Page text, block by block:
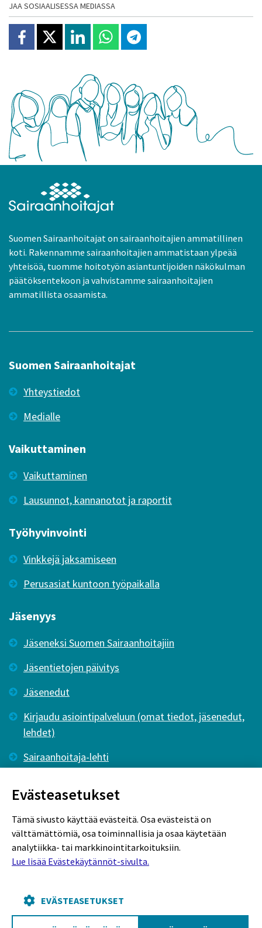
JAA SOSIAALISESSA MEDIASSA
Jaa Facebookissa
Jaa X:ssäJaa Linkedinissä
Jaa Whatsappissa
Jaa Telegramissa
Suomen Sairaanhoitajat on sairaanhoitajien ammatillinen
koti. Rakennamme sairaanhoitajien ammatistaan ylpeää
yhteisöä, tuomme hoitotyön asiantuntijoiden näkökulman
päätöksentekoon ja vahvistamme sairaanhoitajien
ammatillista osaamista.
Suomen Sairaanhoitajat
Yhteystiedot
Medialle
Vaikuttaminen
Vaikuttaminen
Lausunnot, kannanotot ja raportit
Työhyvinvointi
Vinkkejä jaksamiseen
Perusasiat kuntoon työpaikalla
Jäsenyys
Jäseneksi Suomen Sairaanhoitajiin
Jäsentietojen päivitys
Jäsenedut
Kirjaudu asiointipalveluun (omat tiedot, jäsenedut,
lehdet)
Sairaanhoitaja-lehti
Evästekäytännöt
Evästeasetukset
Tämä sivusto käyttää evästeitä. Osa evästeistä on
välttämättömiä, osa toiminnallisia ja osaa käytetään
analytiikka- tai markkinointitarkoituksiin.
Lue lisää Evästekäytännöt-sivulta.
EVÄSTEASETUKSET